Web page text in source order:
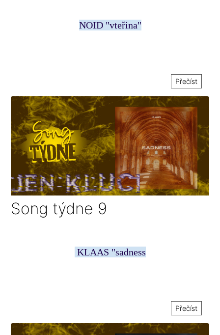
NOID "vteřina"
Přečíst
Song týdne 9
KLAAS "sadness
Přečíst